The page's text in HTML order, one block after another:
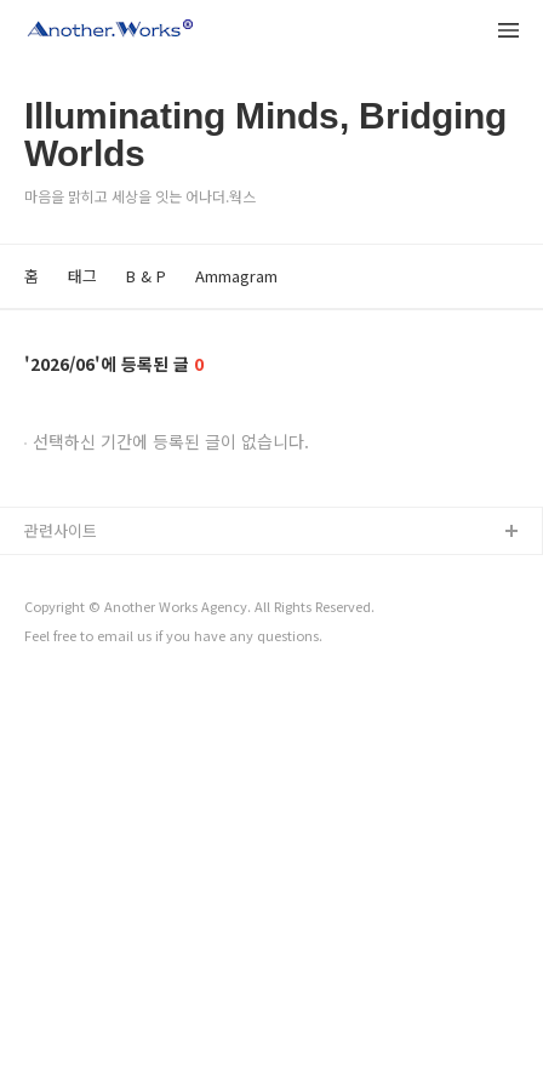
Illuminating Minds, Bridging
Worlds
마음을 맑히고 세상을 잇는 어나더.웍스
홈 태그 B & P Ammagram
2026/06 0
선택하신 기간에 등록된 글이 없습니다.
Copyright © Another Works Agency. All Rights Reserved.
Feel free to email us if you have any questions.
관련사이트